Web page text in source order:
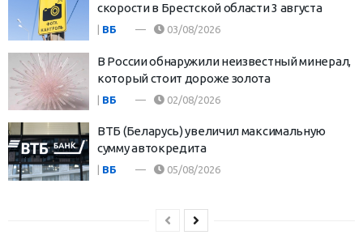
скорости в Брестской области 3 августа
ВБ 03/08/2026
В России обнаружили неизвестный минерал,
который стоит дороже золота
| ВБ 02/08/2026
ВТБ (Беларусь) увеличил максимальную
сумму автокредита
ВБ 05/08/2026